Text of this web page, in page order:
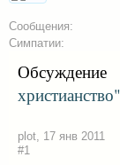
Сообщения:
Симпатии:
христианство"
plot, 17 янв 2011
#1